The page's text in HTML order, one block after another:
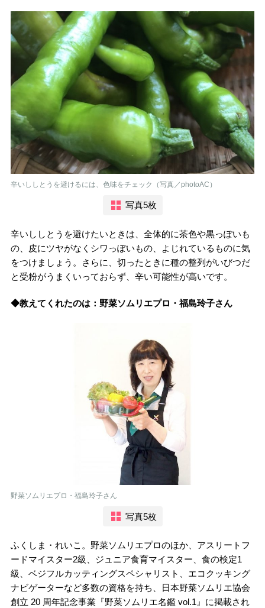
辛いししとうを避けるには、色味をチェック（写真／photoAC）
写真5枚
辛いししとうを避けたいときは、全体的に茶色や黒っぽいも
の、皮にツヤがなくシワっぽいもの、よじれているものに気
をつけましょう。さらに、切ったときに種の整列がいびつだ
と受粉がうまくいっておらず、辛い可能性が高いです。
◆教えてくれたのは：野菜ソムリエプロ・福島玲子さん
野菜ソムリエプロ・福島玲子さん
写真5枚
ふくしま・れいこ。野菜ソムリエプロのほか、アスリートフ
ードマイスター2級、ジュニア食育マイスター、食の検定1
級、ベジフルカッティングスペシャリスト、エコクッキング
ナビゲーターなど多数の資格を持ち、日本野菜ソムリエ協会
創立 20 周年記念事業『野菜ソムリエ名鑑 vol.1』に掲載され